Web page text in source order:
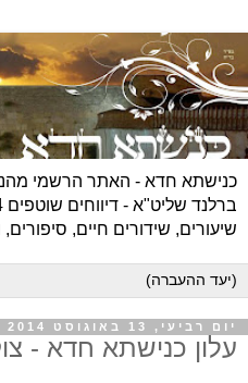
כנישתא חדא - האתר הרשמי
שיעורים, שידורים חיים, סיפורים,
יום רביעי, 13 באוגוסט 2014
עלון כנישתא חדא - צוק